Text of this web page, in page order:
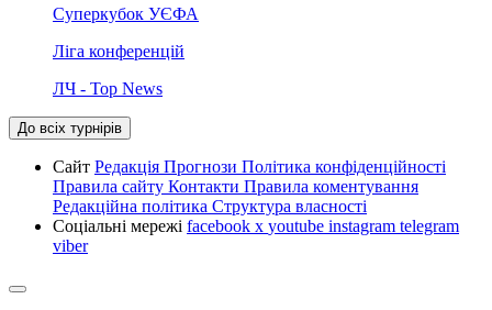
Суперкубок УЄФА
Ліга конференцій
ЛЧ - Top News
До всіх турнірів
Сайт Редакція Прогнози Політика конфіденційності
Правила сайту Контакти Правила коментування
Редакційна політика Структура власності
Соціальні мережі facebook x youtube instagram telegram
viber